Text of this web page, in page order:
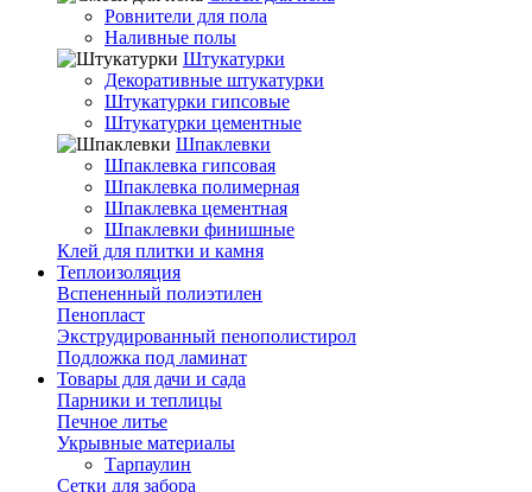
Ровнители для пола
Наливные полы
Штукатурки
Декоративные штукатурки
Штукатурки гипсовые
Штукатурки цементные
Шпаклевки
Шпаклевка гипсовая
Шпаклевка полимерная
Шпаклевка цементная
Шпаклевки финишные
Клей для плитки и камня
Теплоизоляция
Вспененный полиэтилен
Пенопласт
Экструдированный пенополистирол
Подложка под ламинат
Товары для дачи и сада
Парники и теплицы
Печное литье
Укрывные материалы
Тарпаулин
Сетки для забора